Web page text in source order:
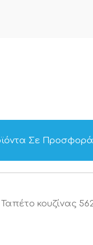
Σε Προσφορά
Ταπέτο κουζίνας